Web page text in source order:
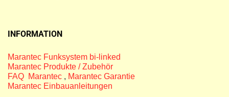
INFORMATION
Marantec Funksystem bi-linked
Marantec Produkte / Zubehör
FAQ Marantec , Marantec Garantie
Marantec Einbauanleitungen